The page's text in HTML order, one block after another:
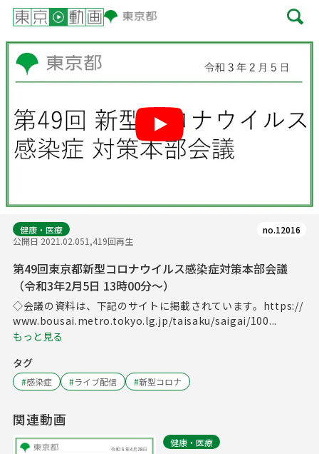
Play
健康・医療
公開日 2021.02.051,419回再生
no.12016
第49回東京都新型コロナウイルス感染症対策本部会議
（令和3年2月5日 13時00分～）
◇会議の資料は、下記のサイトに掲載されています。https://
www.bousai.metro.tokyo.lg.jp/taisaku/saigai/100...
もっと見る
タグ
#感染症 #ライブ配信 #新型コロナ
関連動画
健康・医療